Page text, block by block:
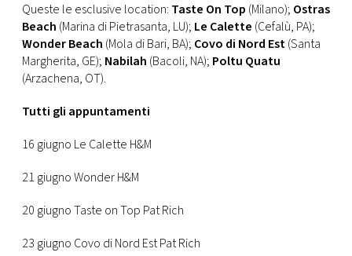
Queste le esclusive location: Taste On Top (Milano); Ostras
Beach (Marina di Pietrasanta, LU); Le Calette (Cefalù, PA);
Wonder Beach (Mola di Bari, BA); Covo di Nord Est(Santa
Margherita, GE); Nabilah (Bacoli, NA); Poltu Quatu
(Arzachena, OT).
Tutti gli appuntamenti
16 giugno Le Calette H&M
21 giugno Wonder H&M
20 giugno Taste on Top Pat Rich
23 giugno Covo di Nord Est Pat Rich